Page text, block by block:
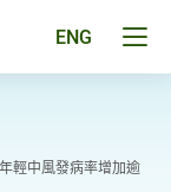
ENG
輕中風發病率增加逾